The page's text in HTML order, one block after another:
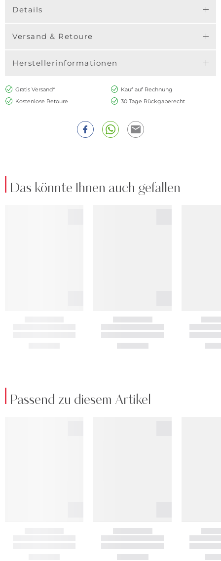
Details
Versand & Retoure
Herstellerinformationen
Gratis Versand*
Kauf auf Rechnung
Kostenlose Retoure
30 Tage Rückgaberecht
Das könnte Ihnen auch gefallen
Passend zu diesem Artikel